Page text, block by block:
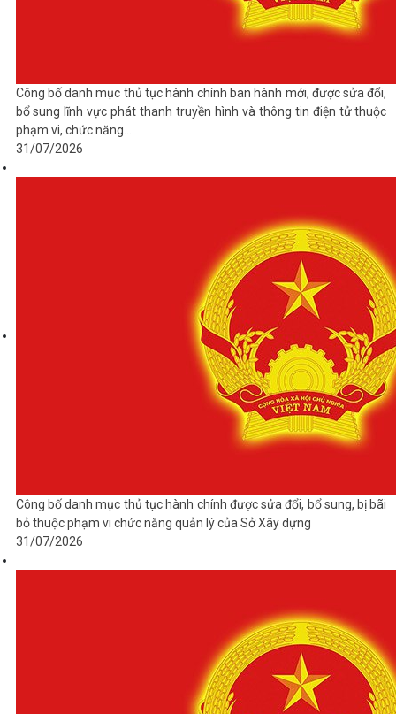
Công bố danh mục thủ tục hành chính ban hành mới, được sửa đổi,
bổ sung lĩnh vực phát thanh truyền hình và thông tin điện tử thuộc
phạm vi, chức năng...
31/07/2026
Công bố danh mục thủ tục hành chính được sửa đổi, bổ sung, bị bãi
bỏ thuộc phạm vi chức năng quản lý của Sở Xây dựng
31/07/2026